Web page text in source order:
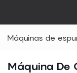
Máquinas de
Máquina De